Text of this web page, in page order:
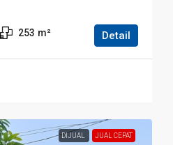
253 m² Detail
DIJUAL JUAL CEPAT